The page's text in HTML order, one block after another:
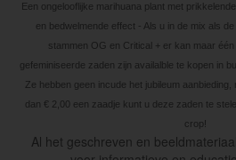
Een ongelooflijke marihuana plant met
en bedwelmende effect - Als u in de mix als
stammen OG en Critical + er kan maar
gefeminiseerde zaden zijn availalble te kopen in
Ze hebben geen incude het jubileum
dan € 2,00 een zaadje kunt u deze zaden te
crop!
Al het geschreven en